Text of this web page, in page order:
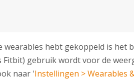
wearables hebt gekoppeld is het
Fitbit) gebruik wordt voor de
naar 'Instellingen > Wearables